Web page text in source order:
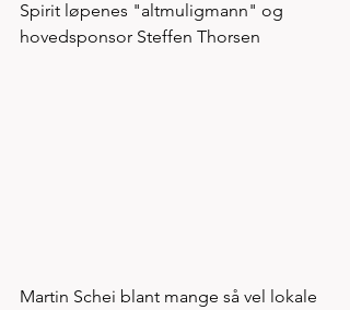
Spirit løpenes "altmuligmann" og
hovedsponsor Steffen Thorsen
Martin Schei blant mange så vel lokale